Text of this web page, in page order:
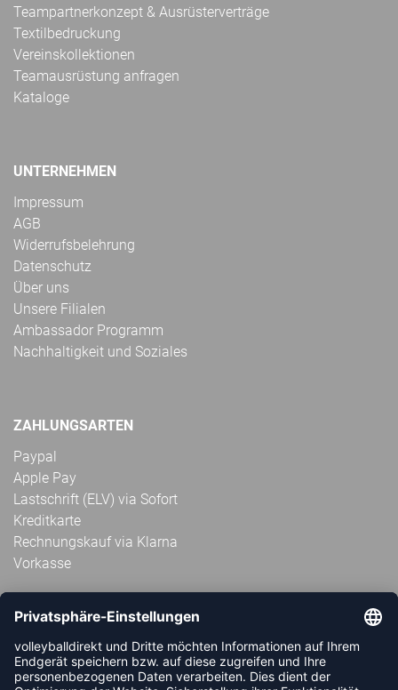
Teampartnerkonzept & Ausrüsterverträge
Textilbedruckung
Vereinskollektionen
Teamausrüstung anfragen
Kataloge
UNTERNEHMEN
Impressum
AGB
Widerrufsbelehrung
Datenschutz
Über uns
Unsere Filialen
Ambassador Programm
Nachhaltigkeit und Soziales
ZAHLUNGSARTEN
Paypal
Apple Pay
Lastschrift (ELV) via Sofort
Kreditkarte
Rechnungskauf via Klarna
Vorkasse
ABONNIERE JETZT DEN KOSTENLOSEN
VOLLEYBALLDIREKT-NEWSLETTER UND VERPASSE KEINE
NEUIGKEIT ODER AKTION MEHR.